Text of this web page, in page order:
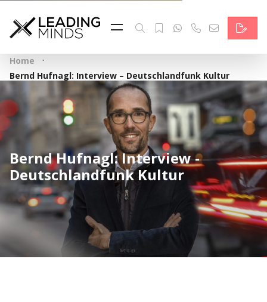
Feed & News
Reading Minds
Themen
Services
Wer wir sind
Kontakt
English
Home ·
Bernd Hufnagl: Interview – Deutschlandfunk Kultur
Bernd Hufnagl: Interview -
Deutschlandfunk Kultur